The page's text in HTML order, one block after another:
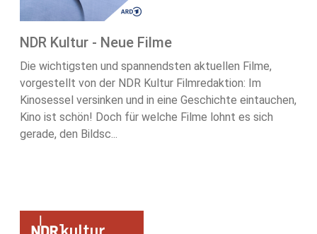
NDR Kultur - Neue Filme
Die wichtigsten und spannendsten aktuellen Filme,
vorgestellt von der NDR Kultur Filmredaktion: Im
Kinosessel versinken und in eine Geschichte eintauchen,
Kino ist schön! Doch für welche Filme lohnt es sich
gerade, den Bildsc...